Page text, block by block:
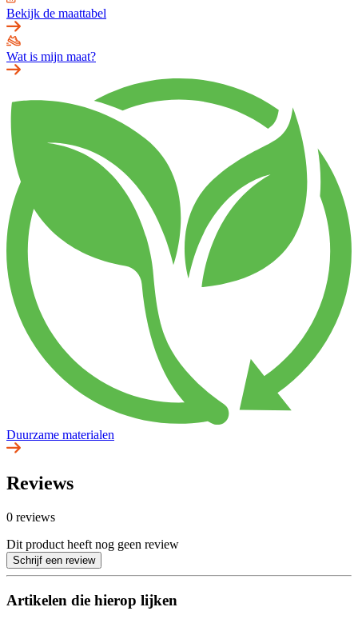
Bekijk de maattabel
Wat is mijn maat?
Duurzame materialen
Reviews
0 reviews
Dit product heeft nog geen review
Schrijf een review
Artikelen die hierop lijken